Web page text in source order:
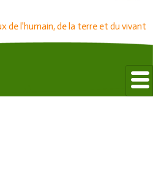
de l'humain, de la terre et du vivant